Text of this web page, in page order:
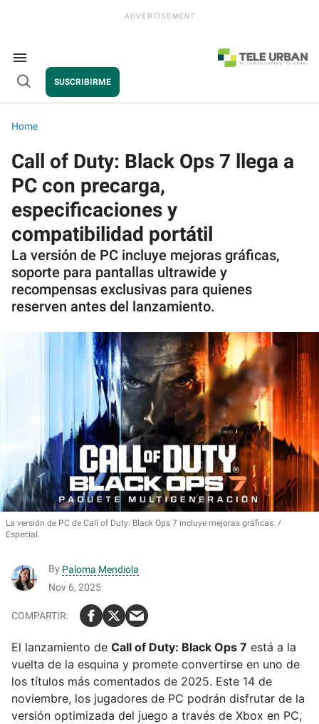
Search
&
Section
Navigation
Open
SUSCRIBIRME
Home
Call of Duty: Black Ops 7 llega a
PC con precarga,
especificaciones y
compatibilidad portátil
La versión de PC incluye mejoras gráficas,
soporte para pantallas ultrawide y
recompensas exclusivas para quienes
reserven antes del lanzamiento.
La versión de PC de Call of Duty: Black Ops 7 incluye mejoras gráficas.
Especial.
By Paloma Mendiola
Nov 6, 2025
El lanzamiento de Call of Duty: Black Ops 7 está a la
vuelta de la esquina y promete convertirse en uno de
los títulos más comentados de 2025. Este 14 de
noviembre, los jugadores de PC podrán disfrutar de la
versión optimizada del juego a través de Xbox en PC,